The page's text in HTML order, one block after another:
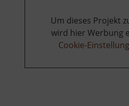
Um dieses Projekt
wird hier Werbung
Cookie-